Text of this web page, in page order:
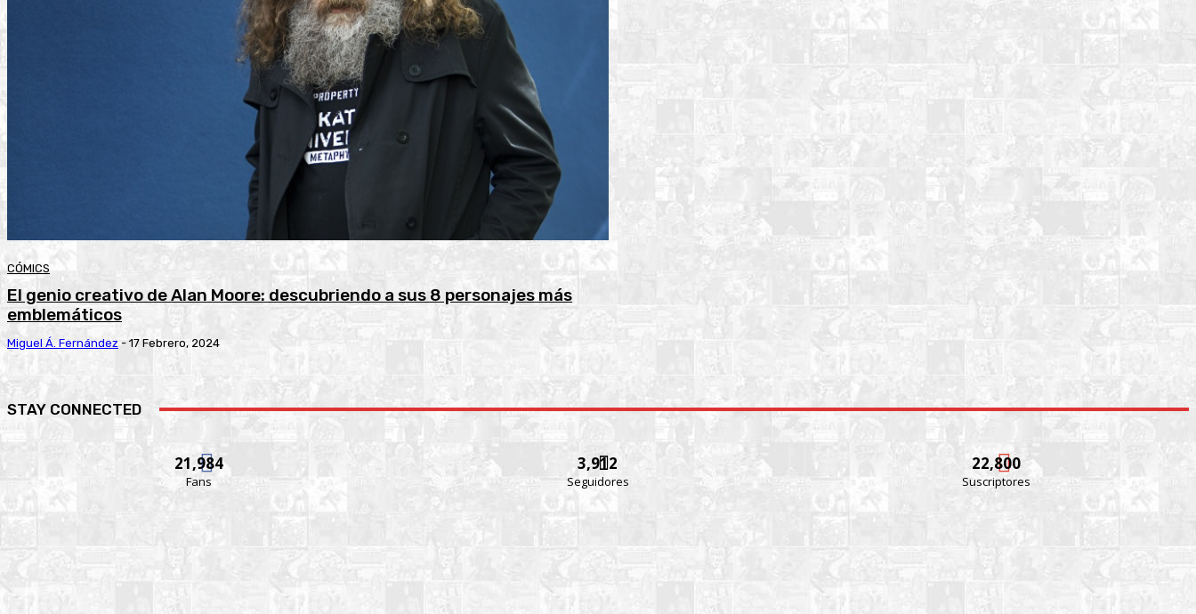
CÓMICS
El genio creativo de Alan Moore: descubriendo a sus 8 personajes más
emblemáticos
Miguel Á. Fernández - 17 Febrero, 2024
STAY CONNECTED
21,984
Fans
3,912
Seguidores
22,800
Suscriptores